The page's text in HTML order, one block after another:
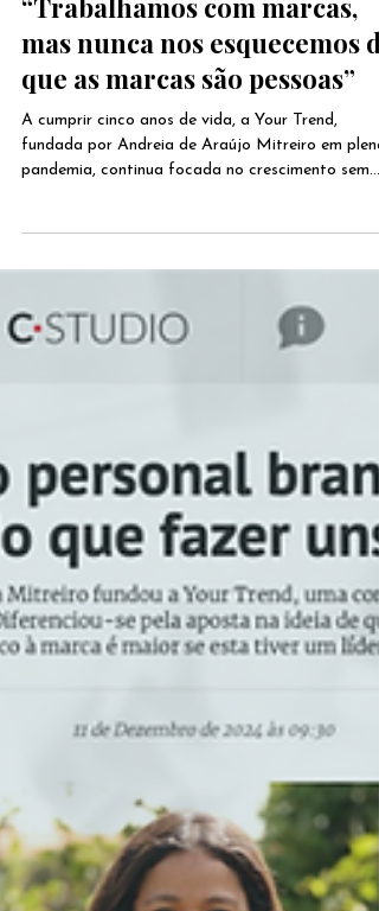
Press
“Trabalhamos com marcas,
mas nunca nos esquecemos de
que as marcas são pessoas”
A cumprir cinco anos de vida, a Your Trend,
personalização. Estávamos em plena pandemia
de eventos decidiu concretizar uma ideiazinha. Em
2020, quando todas as comunicações estavam